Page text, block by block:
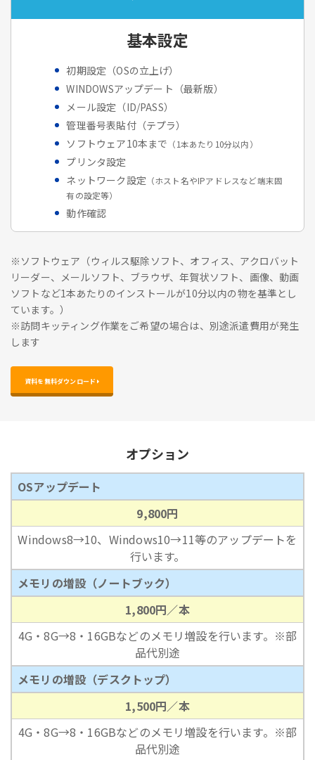
基本設定
初期設定（OSの立上げ）
WINDOWSアップデート（最新版）
メール設定（ID/PASS）
管理番号表貼付（テプラ）
ソフトウェア10本まで （1本あたり10分以内）
プリンタ設定
ネットワーク設定 （ホスト名やIPアドレスなど端末固
有の設定等）
動作確認
※ソフトウェア（ウィルス駆除ソフト、オフィス、アクロバット
リーダー、メールソフト、ブラウザ、年賀状ソフト、画像、動画
ソフトなど1本あたりのインストールが10分以内の物を基準とし
ています。）
※訪問キッティング作業をご希望の場合は、別途派遣費用が発生
します
資料を無料ダウンロード
オプション
OSアップデート
9,800円
Windows8→10、Windows10→11等のアップデートを
行います。
メモリの増設（ノートブック）
1,800円／本
4G・8G→8・16GBなどのメモリ増設を行います。※部
品代別途
メモリの増設（デスクトップ）
1,500円／本
4G・8G→8・16GBなどのメモリ増設を行います。※部
品代別途